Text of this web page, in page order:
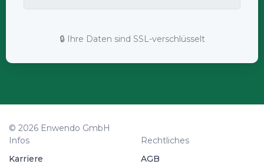
🔒 Ihre Daten sind SSL-verschlüsselt
© 2026 Enwendo GmbH
Infos
Karriere
Rechtliches
AGB